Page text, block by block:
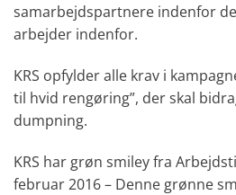
samarbejdspartnere indenfor
arbejder indenfor.
KRS opfylder alle krav i
til hvid rengøring”, der skal
dumpning.
KRS har grøn smiley fra
februar 2016 – Denne grønne